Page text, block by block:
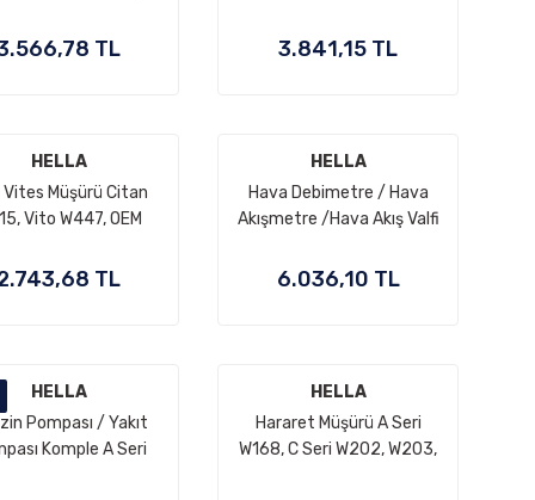
OM626, OM642, OEM
TL
OM642, OM646, OM647,
3.841,15 TL
HELLA
Vites Müşürü Citan
Vito W447, OEM
A4155450006
TL
HELLA
Hava Debimetre / Hava
Akışmetre /Hava Akış Valfi
W639, Motor: OM642 OEM
6.036,10 TL
HELLA
Pompası / Yakıt
Komple A Seri
HELLA
Hararet Müşürü A Seri
W168, C Seri W202, W203,